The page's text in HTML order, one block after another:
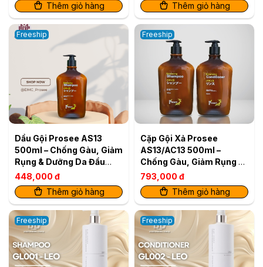
Thêm giỏ hàng
Thêm giỏ hàng
Freeship
Dầu Gội Prosee AS13
500ml – Chống Gàu, Giảm
Rụng & Dưỡng Da Đầu
Khỏe
448,000 đ
Thêm giỏ hàng
Freeship
Cặp Gội Xả Prosee
AS13/AC13 500ml –
Chống Gàu, Giảm Rụng &
Dưỡng Da Đầu Khỏe
793,000 đ
Thêm giỏ hàng
Freeship Freeship